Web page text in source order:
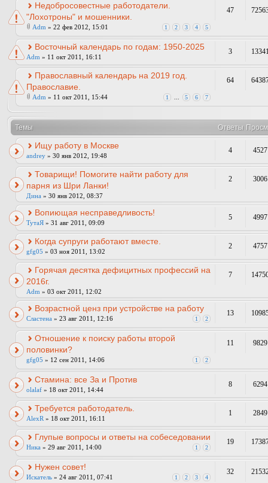
Недобросовестные работодатели.
"Лохотроны" и мошенники.
1 2 3 4 5
Adm » 22 фев 2012, 15:01
47
Восточный календарь по годам: 1950-2025
Adm » 11 окт 2011, 16:11
3
Православный календарь на 2019 год.
Православие.
1 5 6 7
Adm » 11 окт 2011, 15:44
64
Темы Ответы
Ищу работу в Москве
andrey » 30 янв 2012, 19:48
4 4527
Товарищи! Помогите найти работу для
парня из Шри Ланки!
Дина » 30 янв 2012, 08:37
2 3006
Вопиющая несправедливость!
ТутаЯ » 31 авг 2011, 09:09
5 4997
Когда супруги работают вместе.
gfg05 » 03 ноя 2011, 13:02
2 4757
Горячая десятка дефицитных профессий на
2016г.
Adm » 03 окт 2011, 12:02
7
Возрастной ценз при устройстве на работу
1 2
Сластена » 23 авг 2011, 12:16
13
Отношение к поиску работы второй
половинки?
1 2
gfg05 » 12 сен 2011, 14:06
11 9829
Стамина: все За и Против
olalaf » 18 окт 2011, 14:44
8 6294
Требуется работодатель.
AlexR » 18 окт 2011, 16:11
1 2849
Глупые вопросы и ответы на собеседовании
1 2
Ника » 29 авг 2011, 14:00
19
Нужен совет!
1 2 3 4
Искатель » 24 авг 2011, 07:41
32